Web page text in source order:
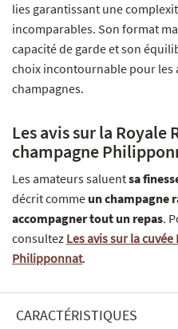
lies garantissant une
incomparables. Son format
capacité de garde et son
choix incontournable pour les
champagnes.
Les avis sur la Royale
champagne
Les amateurs saluentsa
décrit comme un champagne
accompagner tout un repas.
consultez Les avis sur la
Philipponnat.
CARACTÉRISTIQUES